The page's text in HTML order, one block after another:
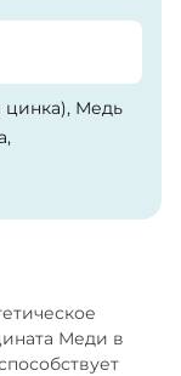
цинка), Медь
стеарат
Меди в